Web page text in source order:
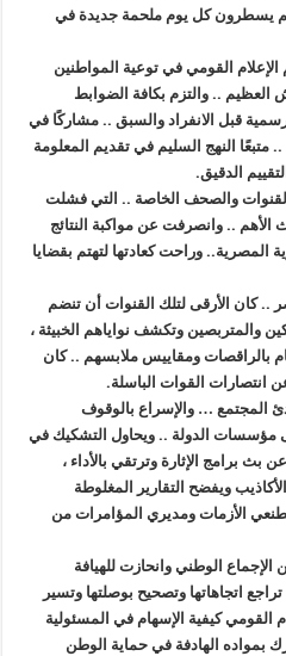
يسطرون كل يوم ملحمة جديدة في
القومي في توعية المواطنين
.. والتزم بكافة الضوابط
قبل الانفراد والسبق .. مشاركًا في
.. متبعًا النهج السليم في تقديم المعلومة
الدقيق.
والصحف الخاصة .. التي فشلت
الأهم .. وانصرفت عن مواكبة النتائج
المصرية.. وراحت كعادتها لتهتم بقضايا
.. كان الأرقى لتلك القنوات أن تنضم
والمتربصين وتكشف نواياهم الخبيثة ،
بالراقصات ومقاييس ملابسهم .. كان
انتصارات القوات الباسلة.
المجتمع … والإسراع بالوقوف
مؤسسات الدولة .. ويحاول التشكيك في
بث برامج الإثارة وترتقي بالأداء ،
ويفضح التقارير المغلوطة
الأزمات ومديري المؤامرات من
الوطني وانحازت للهيافة
اتجاهاتها وتصحيح بوصلتها وتسير
القومي كيفية الإسهام في المسئولية
بمواده الهادفة في حماية الوطن